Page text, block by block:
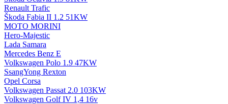
Renault Trafic
Škoda Fabia II 1.2 51KW
MOTO MORINI
Hero-Majestic
Lada Samara
Mercedes Benz E
Volkswagen Polo 1.9 47KW
SsangYong Rexton
Opel Corsa
Volkswagen Passat 2.0 103KW
Volkswagen Golf IV 1,4 16v